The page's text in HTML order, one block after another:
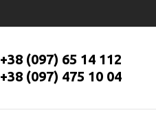
+38 (097) 65 14 112
+38 (097) 475 10 04